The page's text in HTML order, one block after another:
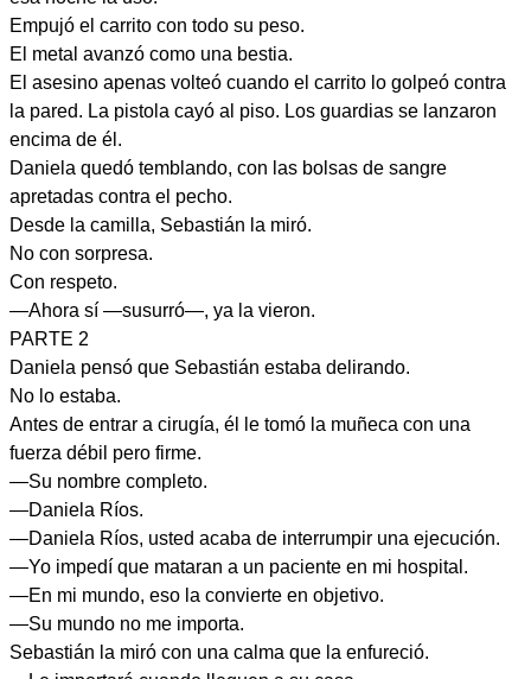
Empujó el carrito con todo su peso.
El metal avanzó como una bestia.
El asesino apenas volteó cuando el carrito lo golpeó contra
la pared. La pistola cayó al piso. Los guardias se lanzaron
encima de él.
Daniela quedó temblando, con las bolsas de sangre
apretadas contra el pecho.
Desde la camilla, Sebastián la miró.
No con sorpresa.
Con respeto.
—Ahora sí —susurró—, ya la vieron.
PARTE 2
Daniela pensó que Sebastián estaba delirando.
No lo estaba.
Antes de entrar a cirugía, él le tomó la muñeca con una
fuerza débil pero firme.
—Su nombre completo.
—Daniela Ríos.
—Daniela Ríos, usted acaba de interrumpir una ejecución.
—Yo impedí que mataran a un paciente en mi hospital.
—En mi mundo, eso la convierte en objetivo.
—Su mundo no me importa.
Sebastián la miró con una calma que la enfureció.